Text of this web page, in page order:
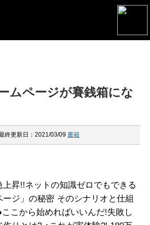
ムページが賽銭箱にな
終更新日：2021/03/09 書籍
昇!!ネットの知識ゼロでもできる
ージ」の秘密 そのシナリオと仕組
ここから始めればいいんだ!失敗し